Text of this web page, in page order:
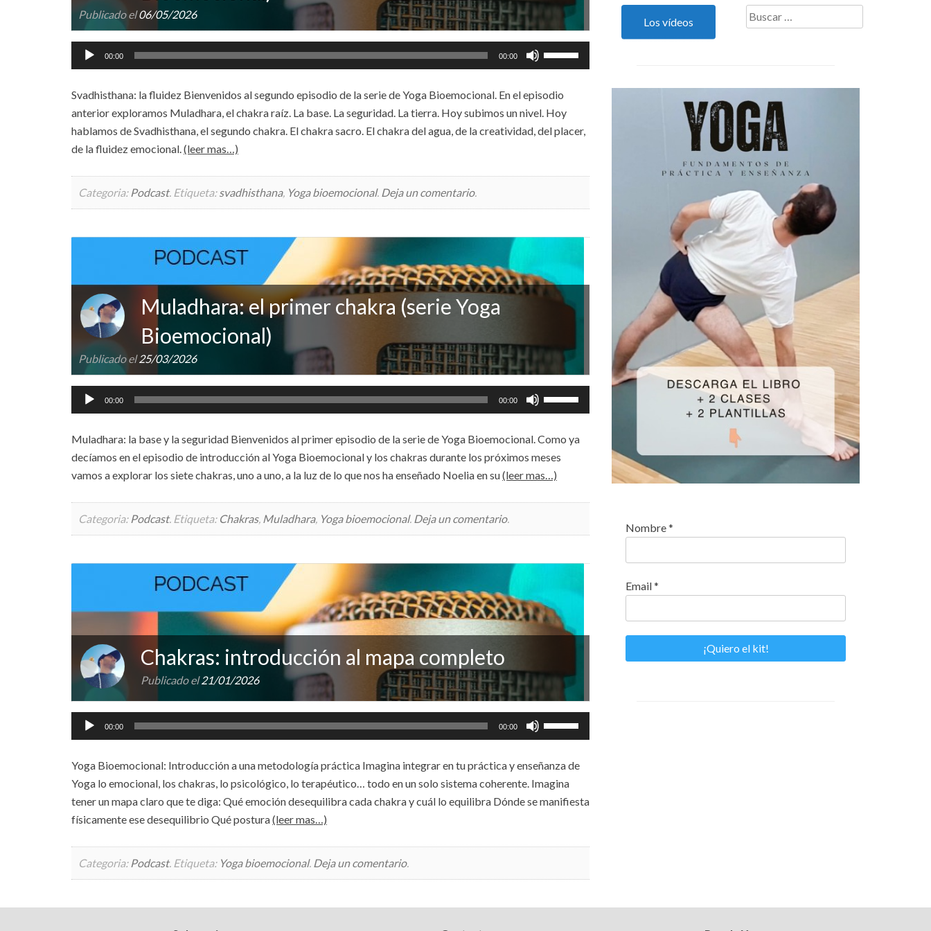
Publicado el06/05/2026
Reproductor
de
00:00 00:00
las
flecha
arriba/abajo
aumentar
disminuir
Svadhisthana: la fluidez Bienvenidos al segundo episodio de la serie de Yoga Bioemocional. En el episodio
anterior exploramos Muladhara, el chakra raíz. La base. La seguridad. La tierra. Hoy subimos un nivel. Hoy
hablamos de Svadhisthana, el segundo chakra. El chakra sacro. El chakra del agua, de la creatividad, del placer,
de la fluidez emocional.(leer mas…)
Categoria: Podcast. Etiqueta:svadhisthana, Yoga bioemocional. Deja un comentario.
Muladhara: el primer chakra (serie Yoga
Bioemocional)
Publicado el25/03/2026
Reproductor
de
00:00 00:00
las
arriba/abajo
para
o
volumen.
Muladhara: la base y la seguridad Bienvenidos al primer episodio de la serie de Yoga Bioemocional. Como ya
decíamos en el episodio de introducción al Yoga Bioemocional y los chakras durante los próximos meses
vamos a explorar los siete chakras, uno a uno, a la luz de lo que nos ha enseñado Noelia en su(leer mas…)
Categoria: Podcast. Etiqueta: Chakras, Muladhara, Yoga bioemocional. Deja un comentario.
Chakras: introducción al mapa completo
Publicado el21/01/2026
Reproductor
de
00:00 00:00
las
flecha
aumentar
disminuir
Yoga Bioemocional: Introducción a una metodología práctica Imagina integrar en tu práctica y enseñanza de
Yoga lo emocional, los chakras, lo psicológico, lo terapéutico… todo en un solo sistema coherente. Imagina
tener un mapa claro que te diga: Qué emoción desequilibra cada chakra y cuál lo equilibra Dónde se manifiesta
físicamente ese desequilibrio Qué postura(leer mas…)
Categoria: Podcast. Etiqueta: Yoga bioemocional. Deja un comentario.
Los vídeos
Buscar:
Nombre*
Email*